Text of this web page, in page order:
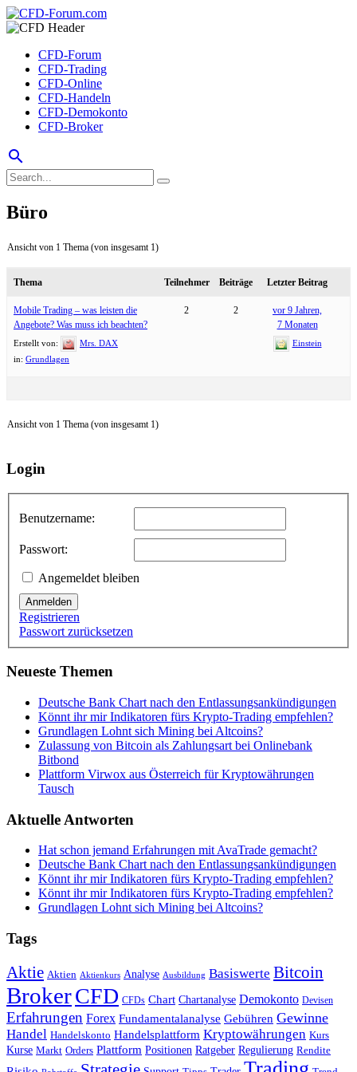
CFD-Forum
CFD-Trading
CFD-Online
CFD-Handeln
CFD-Demokonto
CFD-Broker
search
Büro
Ansicht von 1 Thema (von insgesamt 1)
Thema Teilnehmer Beiträge Letzter Beitrag
Mobile Trading – was leisten die
Angebote? Was muss ich beachten?
Erstellt von:
Mrs. DAX
in: Grundlagen
2 2
vor 9 Jahren,
7 Monaten
Einstein
Ansicht von 1 Thema (von insgesamt 1)
Login
Benutzername:
Passwort:
Angemeldet bleiben
Anmelden
Registrieren
Passwort zurücksetzen
Neueste Themen
Deutsche Bank Chart nach den Entlassungsankündigungen
Könnt ihr mir Indikatoren fürs Krypto-Trading empfehlen?
Grundlagen Lohnt sich Mining bei Altcoins?
Zulassung von Bitcoin als Zahlungsart bei Onlinebank
Bitbond
Plattform Virwox aus Österreich für Kryptowährungen
Tausch
Aktuelle Antworten
Hat schon jemand Erfahrungen mit AvaTrade gemacht?
Deutsche Bank Chart nach den Entlassungsankündigungen
Könnt ihr mir Indikatoren fürs Krypto-Trading empfehlen?
Könnt ihr mir Indikatoren fürs Krypto-Trading empfehlen?
Grundlagen Lohnt sich Mining bei Altcoins?
Tags
Aktie Aktien Aktienkurs Analyse Ausbildung Basiswerte Bitcoin
BrokerCFD CFDs Chart Chartanalyse Demokonto Devisen
Erfahrungen Forex Fundamentalanalyse Gebühren Gewinne
Handel Handelskonto Handelsplattform Kryptowährungen Kurs
Kurse Markt Orders Plattform Positionen Ratgeber Regulierung Rendite